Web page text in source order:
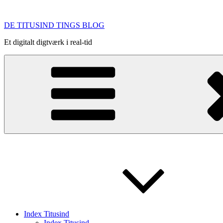
indhold
DE TITUSIND TINGS BLOG
Et digitalt digtværk i real-tid
Index Titusind